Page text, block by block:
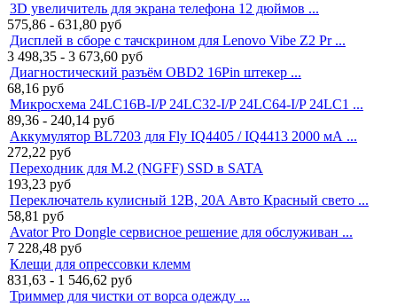
3D увеличитель для экрана телефона 12 дюймов ...
575,86 - 631,80 руб
Дисплей в сборе с тачскрином для Lenovo Vibe Z2 Pr ...
3 498,35 - 3 673,60 руб
Диагностический разъём OBD2 16Pin штекер ...
68,16 руб
Микросхема 24LC16B-I/P 24LC32-I/P 24LC64-I/P 24LC1 ...
89,36 - 240,14 руб
Аккумулятор BL7203 для Fly IQ4405 / IQ4413 2000 мА ...
272,22 руб
Переходник для M.2 (NGFF) SSD в SATA
193,23 руб
Переключатель кулисный 12В, 20A Авто Красный свето ...
58,81 руб
Avator Pro Dongle сервисное решение для обслуживан ...
7 228,48 руб
Клещи для опрессовки клемм
831,63 - 1 546,62 руб
Триммер для чистки от ворса одежду ...